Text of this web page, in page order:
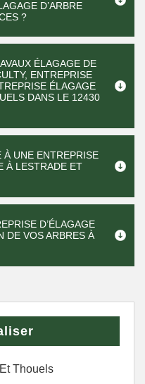
D’ARBRE
?
ÉLAGAGE DE
ENTREPRISE
ÉLAGAGE
DANS LE 12430
À UNE ENTREPRISE
À LESTRADE ET
D’ÉLAGAGE
DE VOS ARBRES À
Thouels